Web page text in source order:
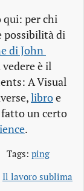
qui: per chi
possibilità di
di John
vedere è il
A Visual
libroe
fatto un certo
.
Tags: ping
Il lavoro sublima